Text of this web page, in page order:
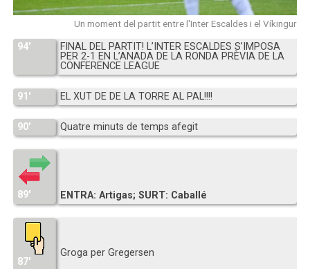
Un moment del partit entre l'Inter Escaldes i el Víkingur
94′
FINAL DEL PARTIT! L’INTER ESCALDES S’IMPOSA
PER 2-1 EN L’ANADA DE LA RONDA PRÈVIA DE LA
CONFERENCE LEAGUE
91′ EL XUT DE DE LA TORRE AL PAL!!!!
90′ Quatre minuts de temps afegit
89′ ENTRA: Artigas; SURT: Caballé
87′
Groga per Gregersen